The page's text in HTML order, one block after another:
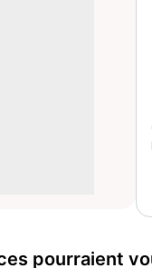
pourraient